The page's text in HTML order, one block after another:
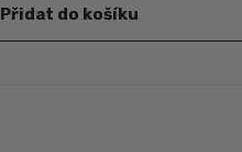
Přidat do košíku